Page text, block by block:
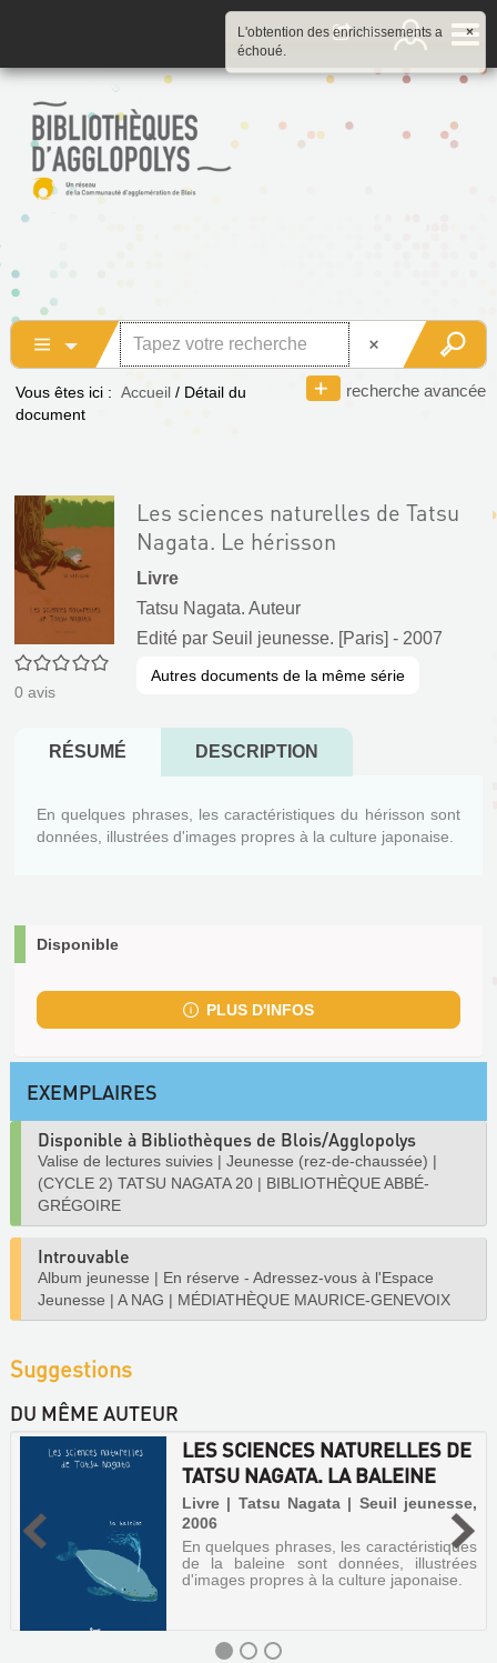
recherche avancée
Vous êtes ici : Accueil / Détail du
document
0/5
0 avis
Les sciences naturelles de Tatsu
Nagata. Le hérisson
Livre
Tatsu Nagata. Auteur
Edité par Seuil jeunesse. [Paris] - 2007
Autres documents de la même série
RÉSUMÉ DESCRIPTION
En quelques phrases, les caractéristiques du hérisson sont
données, illustrées d'images propres à la culture japonaise.
Disponible
PLUS D'INFOS
EXEMPLAIRES
Disponible à Bibliothèques de Blois/Agglopolys
Valise de lectures suivies | Jeunesse (rez-de-chaussée) |
(CYCLE 2) TATSU NAGATA 20 | BIBLIOTHÈQUE ABBÉ-
GRÉGOIRE
Introuvable
Album jeunesse | En réserve - Adressez-vous à l'Espace
Jeunesse | A NAG | MÉDIATHÈQUE MAURICE-GENEVOIX
Suggestions
DU MÊME AUTEUR
LES SCIENCES NATURELLES DE
TATSU NAGATA. LA BALEINE
Livre | Tatsu Nagata | Seuil jeunesse,
2006
En quelques phrases, les caractéristiques
de la baleine sont données, illustrées
d'images propres à la culture japonaise.
×
L'obtention des enrichissements a
échoué.